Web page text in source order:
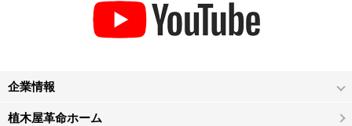
企業情報
植木屋革命ホーム